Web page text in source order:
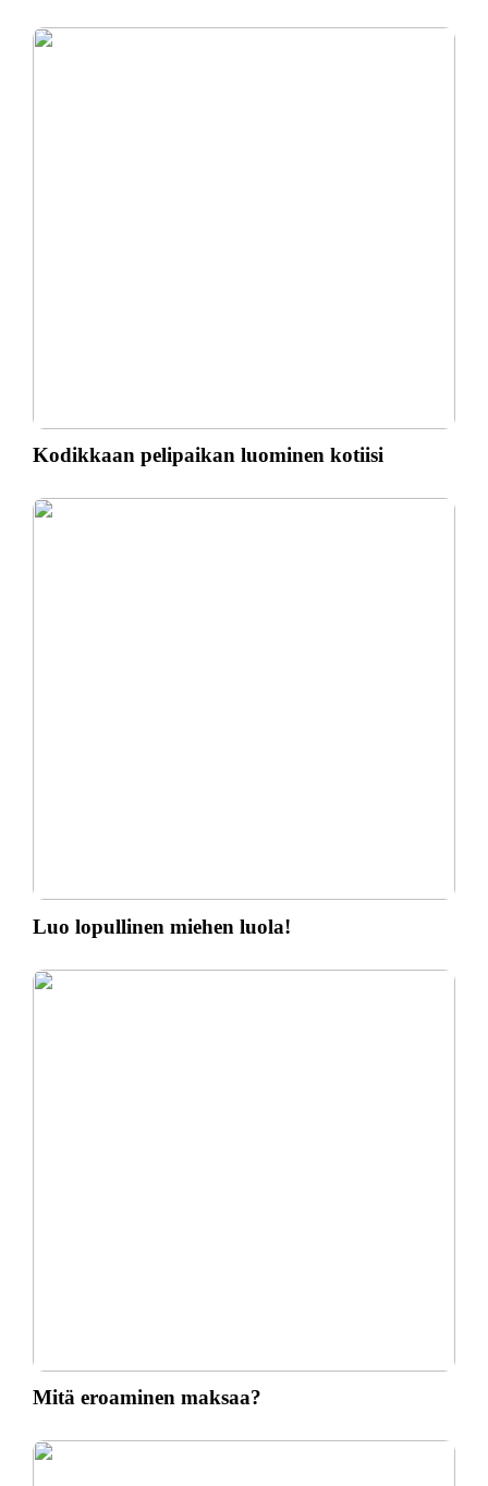
Kodikkaan pelipaikan luominen kotiisi
Luo lopullinen miehen luola!
Mitä eroaminen maksaa?